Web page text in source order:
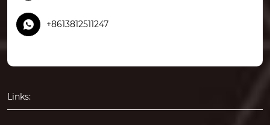
 +8613812511247
Links: